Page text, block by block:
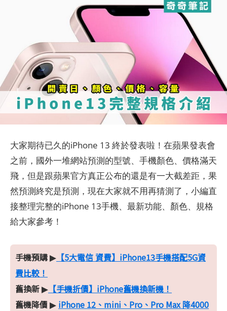
大家期待已久的iPhone 13 終於發表啦！在蘋果發表會
之前，國外一堆網站預測的型號、手機顏色、價格滿天
飛，但是跟蘋果官方真正公布的還是有一大截差距，果
然預測終究是預測，現在大家就不用再猜測了，小編直
接整理完整的iPhone 13手機、最新功能、顏色、規格
給大家參考！
手機預購▶ 【5大電信 資費】iPhone13手機搭配5G資
費比較！
舊換新▶ 【手機折價】iPhone舊機換新機！
舊機降價 ▶ iPhone 12、mini、Pro、Pro Max 降4000